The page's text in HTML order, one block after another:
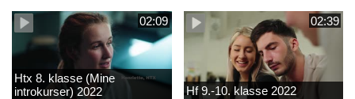
02:09
Htx 8. klasse (Mine
introkurser) 2022
02:39
Hf 9.-10. klasse 2022